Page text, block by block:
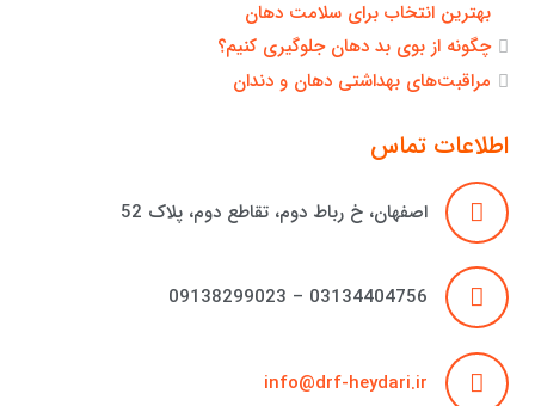
بهترین انتخاب برای سلامت دهان
چگونه از بوی بد دهان جلوگیری کنیم؟
مراقبت‌های بهداشتی دهان و دندان
اطلاعات تماس
اصفهان، خ رباط دوم، تقاطع دوم، پلاک 52
03134404756 – 09138299023
info@drf-heydari.ir